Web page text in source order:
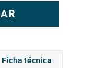
Ficha técnica